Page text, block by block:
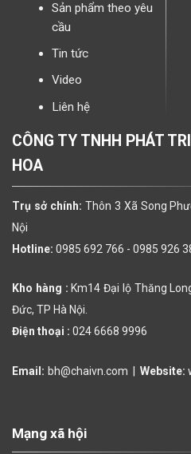
Sản phẩm theo yêu
cầu
Tin tức
Video
Liên hệ
CÔNG TY TNHH PHÁT
HOA
Trụ sở chính: Thôn 3 Xã Song
Nội
Hotline: 0985 692 766 - 0985 926
Kho hàng : Km14 Đại lộ Thăng
Đức, TP Hà Nội.
Điện thoại : 024 6668 9996
Email: bh@chaivn.com Website:
Mạng xã hội